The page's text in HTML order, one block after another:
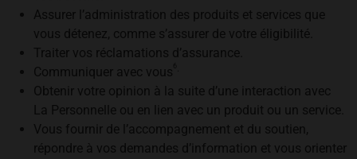
Assurer l’administration des produits et services que
vous détenez, comme s’assurer de votre éligibilité.
Traiter vos réclamations d’assurance.
Communiquer avec vous
Obtenir votre opinion à la suite d’une interaction avec
La Personnelle ou en lien avec un produit ou un service.
Vous fournir de l’accompagnement et du soutien,
répondre à vos demandes d’information et vous orienter